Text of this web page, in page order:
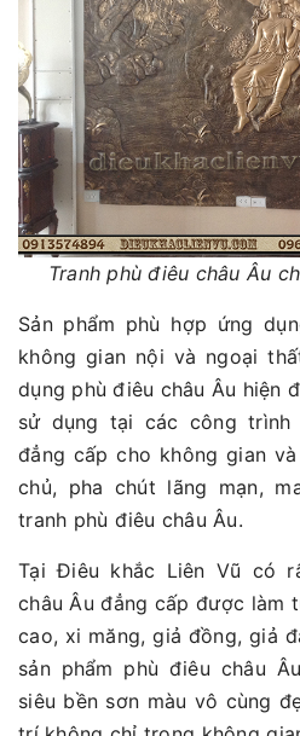
Tranh phù điêu châu Âu
Sản phẩm phù hợp ứng
không gian nội và ngoại
dụng phù điêu châu Âu hiện
sử dụng tại các công
đẳng cấp cho không gian
chủ, pha chút lãng mạn,
tranh phù điêu châu Âu.
Tại Điêu khắc Liên Vũ có
châu Âu đẳng cấp được làm
cao, xi măng, giả đồng, giả
sản phẩm phù điêu châu
siêu bền sơn màu vô cùng